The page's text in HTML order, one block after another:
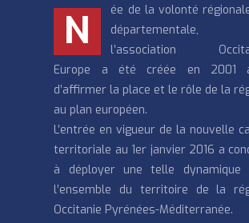
N
ée de la volonté
départementale,
l’association
Europe a été créée en 2001
d’affirmer la place et le rôle de la
au plan européen.
L’entrée en vigueur de la nouvelle
territoriale au 1er janvier 2016 a
à déployer une telle dynamique
l’ensemble du territoire de la
Occitanie Pyrénées-Méditerranée.